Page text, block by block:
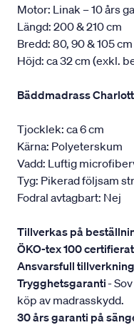
Motor: Linak – 10 års
Längd: 200 & 210 cm
Bredd: 80, 90 & 105 cm
Höjd: ca 32 cm (exkl.
Bäddmadrass
Tjocklek: ca 6 cm
Kärna: Polyeterskum
Vadd: Luftig
Tyg: Pikerad följsam
Fodral avtagbart: Nej
Tillverkas på
ÖKO-tex 100 certifierat
Ansvarsfull tillverkning
Trygghetsgaranti-
köp av madrasskydd.
30 års garanti på